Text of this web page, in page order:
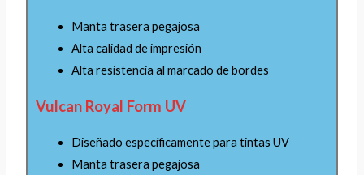
Manta trasera pegajosa
Alta calidad de impresión
Alta resistencia al marcado de bordes
Vulcan Royal Form UV
Diseñado específicamente para tintas UV
Manta trasera pegajosa